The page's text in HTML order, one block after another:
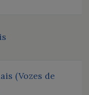
(Vozes de